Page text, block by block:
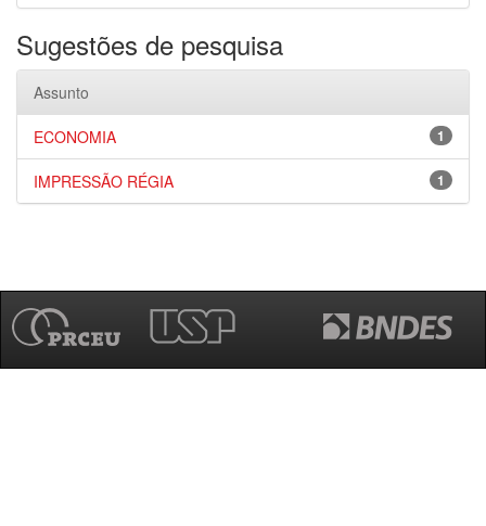
Sugestões de pesquisa
Assunto
1
ECONOMIA
1
IMPRESSÃO RÉGIA